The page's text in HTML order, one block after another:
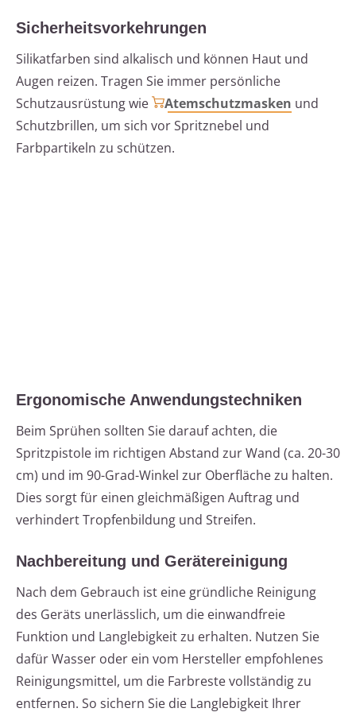
Sicherheitsvorkehrungen
Silikatfarben sind alkalisch und können Haut und
Augen reizen. Tragen Sie immer persönliche
Schutzausrüstung wie
Atemschutzmasken und
Schutzbrillen, um sich vor Spritznebel und
Farbpartikeln zu schützen.
Ergonomische Anwendungstechniken
Beim Sprühen sollten Sie darauf achten, die
Spritzpistole im richtigen Abstand zur Wand (ca. 20-30
cm) und im 90-Grad-Winkel zur Oberfläche zu halten.
Dies sorgt für einen gleichmäßigen Auftrag und
verhindert Tropfenbildung und Streifen.
Nachbereitung und Gerätereinigung
Nach dem Gebrauch ist eine gründliche Reinigung
des Geräts unerlässlich, um die einwandfreie
Funktion und Langlebigkeit zu erhalten. Nutzen Sie
dafür Wasser oder ein vom Hersteller empfohlenes
Reinigungsmittel, um die Farbreste vollständig zu
entfernen. So sichern Sie die Langlebigkeit Ihrer